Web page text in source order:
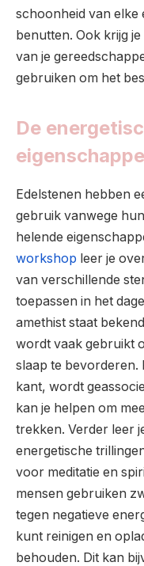
schoonheid van elke
benutten. Ook krijg
van je
gebruiken om het
De
Edelstenen hebben
gebruik vanwege
helende
workshop leer je
van verschillende
toepassen in het
amethist staat
wordt vaak gebruikt
slaap te bevorderen.
kant, wordt
kan je helpen om
trekken. Verder leer
energetische
voor meditatie en
mensen gebruiken
tegen negatieve
kunt reinigen en
behouden. Dit kan